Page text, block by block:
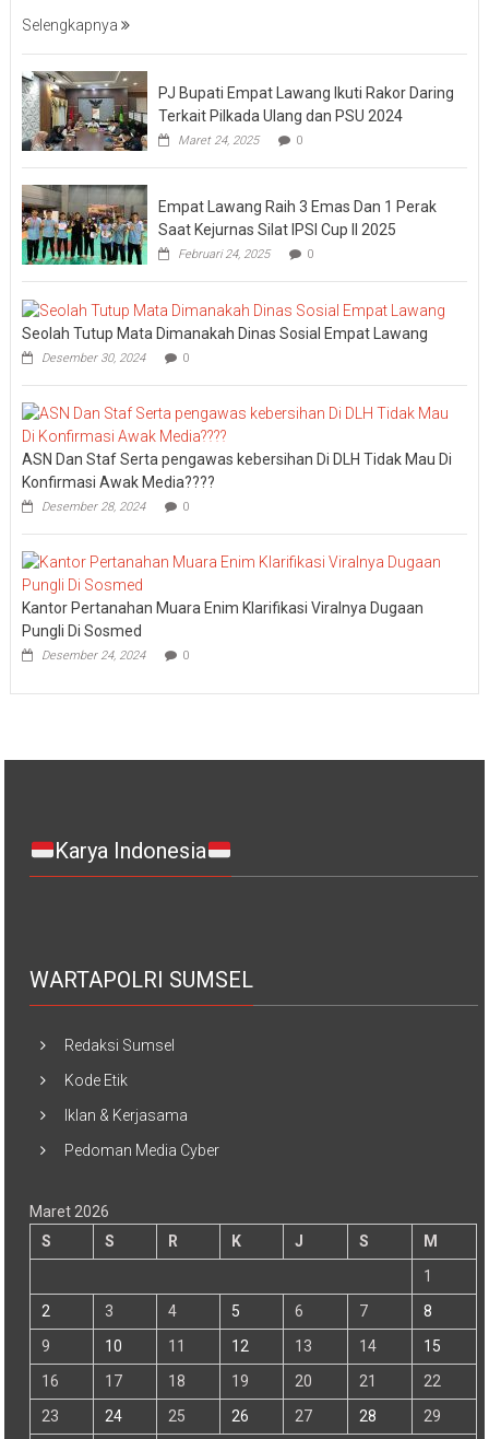
Selengkapnya
PJ Bupati Empat Lawang Ikuti Rakor Daring
Terkait Pilkada Ulang dan PSU 2024
Maret 24, 2025 0
Empat Lawang Raih 3 Emas Dan 1 Perak
Saat Kejurnas Silat IPSI Cup II 2025
Februari 24, 2025 0
Seolah Tutup Mata Dimanakah Dinas Sosial Empat Lawang
Desember 30, 2024 0
ASN Dan Staf Serta pengawas kebersihan Di DLH Tidak Mau Di
Konfirmasi Awak Media????
Desember 28, 2024 0
Kantor Pertanahan Muara Enim Klarifikasi Viralnya Dugaan
Pungli Di Sosmed
Desember 24, 2024 0
Karya Indonesia
WARTAPOLRI SUMSEL
Redaksi Sumsel
Kode Etik
Iklan & Kerjasama
Pedoman Media Cyber
Maret 2026
S
S R K J S
M
1
2
3 4 5 6 7
8
9
10 11 12 13 14
15
16
17 18 19 20 21
22
23
24 25 26 27 28 29